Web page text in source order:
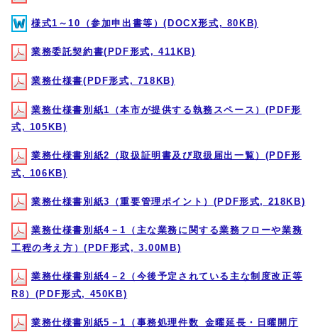
様式1～10（参加申出書等）(DOCX形式, 80KB)
業務委託契約書(PDF形式, 411KB)
業務仕様書(PDF形式, 718KB)
業務仕様書別紙1（本市が提供する執務スペース）(PDF形
式, 105KB)
業務仕様書別紙2（取扱証明書及び取扱届出一覧）(PDF形
式, 106KB)
業務仕様書別紙3（重要管理ポイント）(PDF形式, 218KB)
業務仕様書別紙4－1（主な業務に関する業務フローや業務
工程の考え方）(PDF形式, 3.00MB)
業務仕様書別紙4－2（今後予定されている主な制度改正等
R8）(PDF形式, 450KB)
業務仕様書別紙5－1（事務処理件数_金曜延長・日曜開庁